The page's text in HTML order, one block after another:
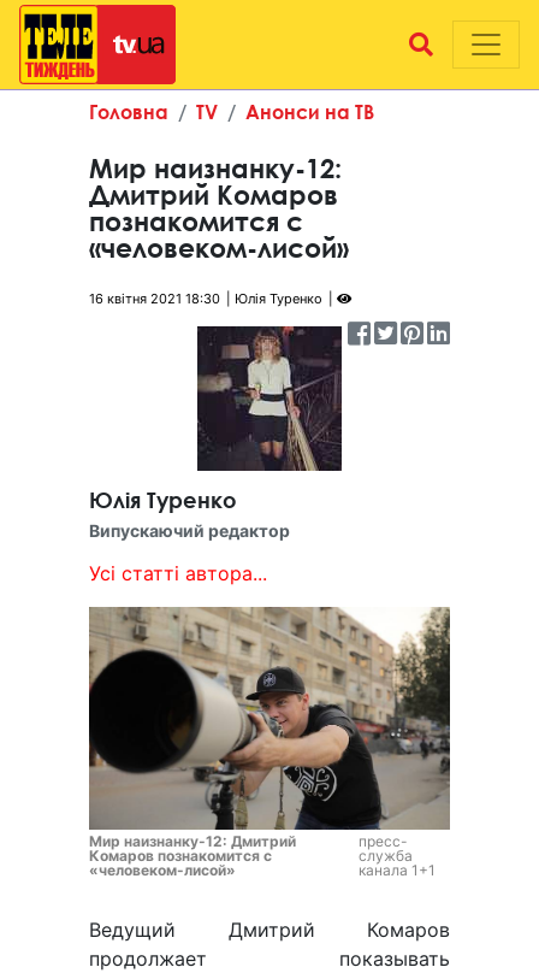
Головна TV Анонси на ТВ
Мир наизнанку-12:
Дмитрий Комаров
познакомится с
«человеком-лисой»
16 квітня 2021 18:30 Юлія Туренко
Юлія Туренко
Випускаючий редактор
Усі статті автора...
Мир наизнанку-12: Дмитрий
Комаров познакомится с
«человеком-лисой»
пресс-
служба
канала 1+1
Ведущий Дмитрий Комаров
продолжает показывать